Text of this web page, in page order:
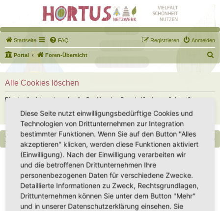
Startseite FAQ Anmelden
Registrieren
Portal Foren-Übersicht
u
Alle Cookies löschen
Bist du dir sicher, dass du alle Cookies des Boards löschen möchtest?
UTC+02:00
Copyright - Hortus-Netzwerk.de unterstützt durch phpBB
Impressum |Datenschutz|Datenschutz Social Media Nutzungsbedingungen
Diese Seite nutzt einwilligungsbedürftige Cookies und
Technologien von Drittunternehmen zur Integration
bestimmter Funktionen. Wenn Sie auf den Button "Alles
akzeptieren" klicken, werden diese Funktionen aktiviert
(Einwilligung). Nach der Einwilligung verarbeiten wir
und die betroffenen Drittunternehmen Ihre
personenbezogenen Daten für verschiedene Zwecke.
Detaillierte Informationen zu Zweck, Rechtsgrundlagen,
Drittunternehmen können Sie unter dem Button "Mehr"
und in unserer Datenschutzerklärung einsehen. Sie